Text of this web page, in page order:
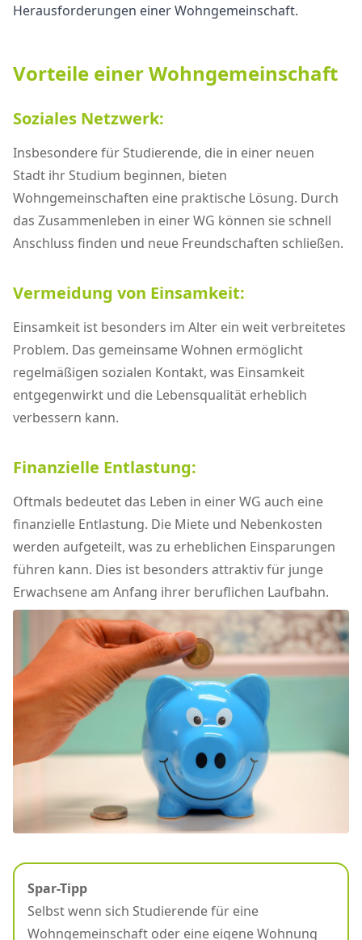
Herausforderungen einer Wohngemeinschaft.
Vorteile einer Wohngemeinschaft
Soziales Netzwerk:
Insbesondere für Studierende, die in einer neuen
Stadt ihr Studium beginnen, bieten
Wohngemeinschaften eine praktische Lösung. Durch
das Zusammenleben in einer WG können sie schnell
Anschluss finden und neue Freundschaften schließen.
Vermeidung von Einsamkeit:
Einsamkeit ist besonders im Alter ein weit verbreitetes
Problem. Das gemeinsame Wohnen ermöglicht
regelmäßigen sozialen Kontakt, was Einsamkeit
entgegenwirkt und die Lebensqualität erheblich
verbessern kann.
Finanzielle Entlastung:
Oftmals bedeutet das Leben in einer WG auch eine
finanzielle Entlastung. Die Miete und Nebenkosten
werden aufgeteilt, was zu erheblichen Einsparungen
führen kann. Dies ist besonders attraktiv für junge
Erwachsene am Anfang ihrer beruflichen Laufbahn.
Spar-Tipp
Selbst wenn sich Studierende für eine
Wohngemeinschaft oder eine eigene Wohnung